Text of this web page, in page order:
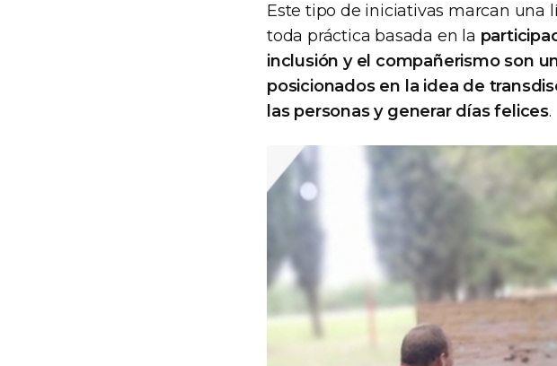
Este tipo de iniciativas marcan una
toda práctica basada en la
inclusión y el compañerismo son
posicionados en la idea de
las personas y generar días felices.